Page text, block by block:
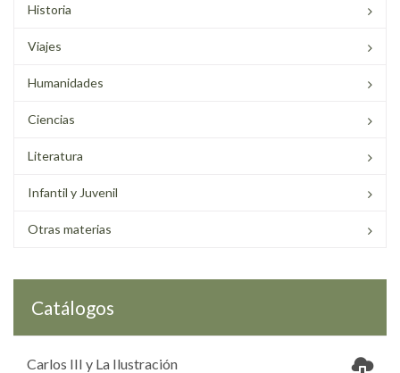
Historia
Viajes
Humanidades
Ciencias
Literatura
Infantil y Juvenil
Otras materias
Catálogos
Carlos III y La Ilustración